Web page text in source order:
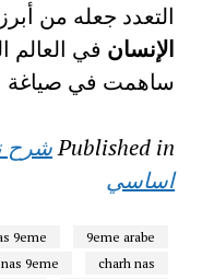
التعدد جعله من
الإنسان في العالم
ساهمت في صياغة
Published inشرح
اساسي
9eme arabe
9eme
charh nas
9eme